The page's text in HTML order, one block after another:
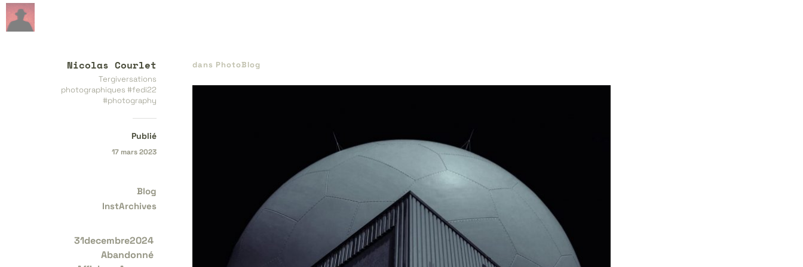
Nicolas Courlet
Tergiversations
photographiques #fedi22
#photography
Publié
17 mars 2023
Blog
InstArchives
dans PhotoBlog
31decembre2024
Abandonné